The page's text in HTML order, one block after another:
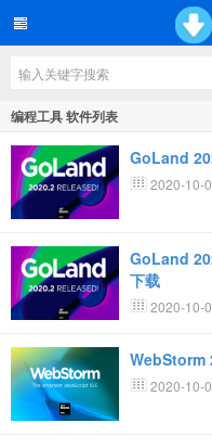
编程工具 软件列表
GoLand
2020-10-
GoLand
下载
2020-10-
WebStorm
2020-10-